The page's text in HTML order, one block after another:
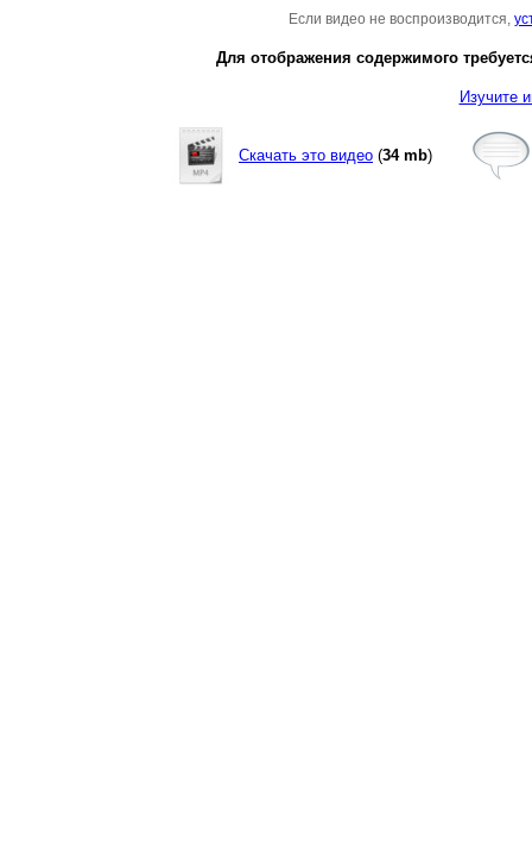
Если видео не воспроизводится,
Для отображения содержимого
Изучите
Скачать это видео (34 mb)